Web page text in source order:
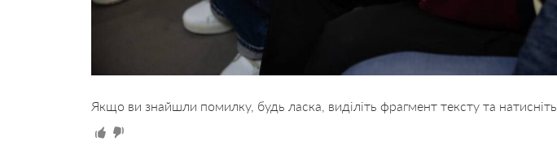
Якщо ви знайшли помилку, будь ласка, виділіть фрагмент тексту та натисніть